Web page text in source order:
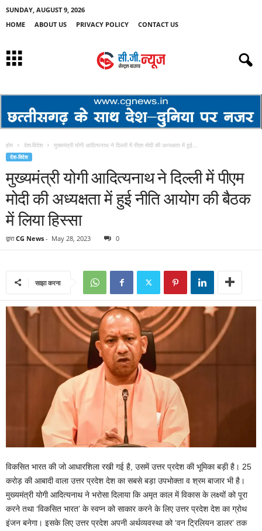
SUNDAY, AUGUST 9, 2026
HOME
ABOUT US PRIVACY POLICY CONTACT US
होम देश-विदेश मुख्‍यमंत्री योगी आद‍ित्‍यनाथ ने द‍िल्‍ली में पीएम मोदी की अध्‍यक्षता में हुई...
देश-विदेश
मुख्‍यमंत्री योगी आद‍ित्‍यनाथ ने द‍िल्‍ली में पीएम
मोदी की अध्‍यक्षता में हुई नीत‍ि आयोग की बैठक
में ल‍िया ह‍िस्‍सा
द्वारा CG News - May 28, 2023 0
साझा करना
विकसित भारत की जो आधारशिला रखी गई है, उसमें उत्तर प्रदेश की भूमिका बड़ी है। 25
करोड़ की आबादी वाला उत्तर प्रदेश देश का सबसे बड़ा उपभोक्ता व श्रम बाजार भी है।
मुख्यमंत्री योगी आदित्यनाथ ने भरोसा दिलाया कि अमृत काल में विकास के लक्ष्यों को पूरा
करने तथा ‘विकसित भारत’ के स्वप्न को साकार करने के लिए उत्तर प्रदेश देश का ग्रोथ
इंजन बनेगा। इसके लिए उत्तर प्रदेश अपनी अर्थव्यवस्था को ‘वन ट्रिलियन डालर’ तक